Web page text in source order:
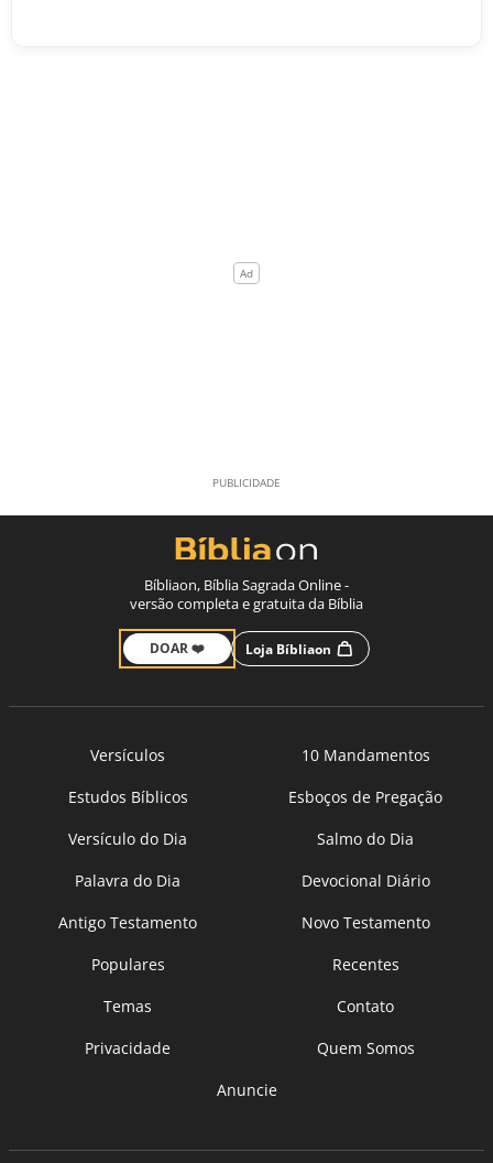
Bíbliaon, Bíblia Sagrada Online -
versão completa e gratuita da Bíblia
DOAR ❤️ Loja Bíbliaon
Versículos
10 Mandamentos
Estudos Bíblicos
Esboços de Pregação
Versículo do Dia
Salmo do Dia
Palavra do Dia
Devocional Diário
Antigo Testamento
Novo Testamento
Populares
Recentes
Temas
Contato
Privacidade
Quem Somos
Anuncie